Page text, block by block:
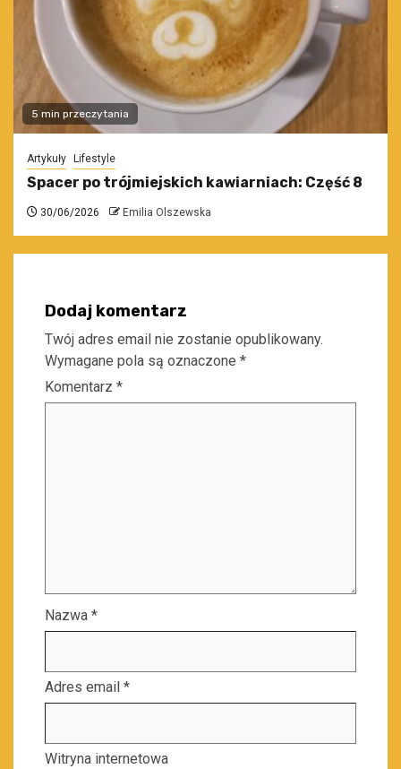
5 min przeczytania
Artykuły Lifestyle
Spacer po trójmiejskich kawiarniach: Część 8
30/06/2026 Emilia Olszewska
Dodaj komentarz
Twój adres email nie zostanie opublikowany.
Wymagane pola są oznaczone *
Komentarz *
Nazwa *
Adres email *
Witryna internetowa